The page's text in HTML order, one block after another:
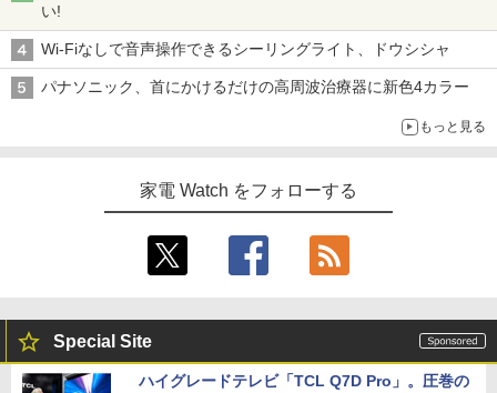
い!
Wi-Fiなしで音声操作できるシーリングライト、ドウシシャ
パナソニック、首にかけるだけの高周波治療器に新色4カラー
もっと見る
家電 Watch をフォローする
Special Site
ハイグレードテレビ「TCL Q7D Pro」。圧巻の